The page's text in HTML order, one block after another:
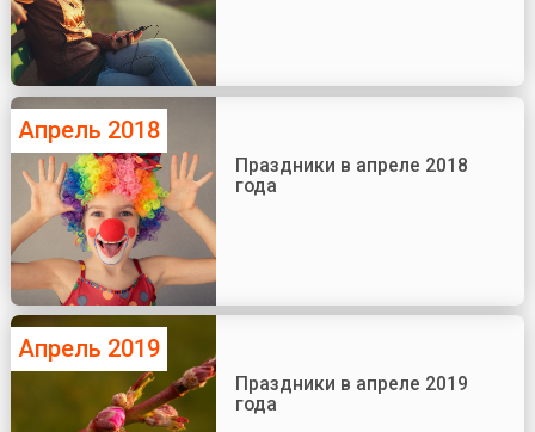
Апрель 2018
Праздники в апреле 2018
года
Апрель 2019
Праздники в апреле 2019
года